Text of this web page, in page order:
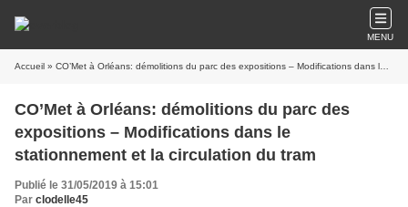
MENU
Accueil » CO’Met à Orléans: démolitions du parc des expositions – Modifications dans le stationnement et la circulation du tram
CO’Met à Orléans: démolitions du parc des
expositions – Modifications dans le
stationnement et la circulation du tram
Publié le 31/05/2019 à 15:01
Par clodelle45